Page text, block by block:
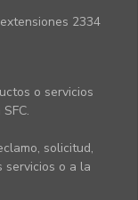
2334
o servicios
solicitud,
servicios o a la